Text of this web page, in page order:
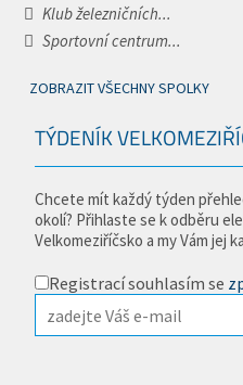
Klub železničních...
Sportovní centrum...
ZOBRAZIT VŠECHNY SPOLKY
TÝDENÍK
Chcete mít každý týden
okolí? Přihlaste se k odběru
Velkomeziříčsko a my Vám jej
Registrací souhlasím se